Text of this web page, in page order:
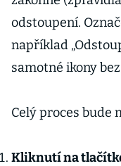
odstoupení.
například
samotné ikony
Celý proces bude
Kliknutí na